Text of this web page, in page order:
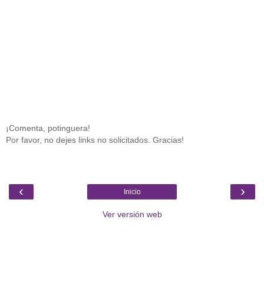
¡Comenta, potinguera!
Por favor, no dejes links no solicitados. Gracias!
‹ ›
Inicio
Ver versión web